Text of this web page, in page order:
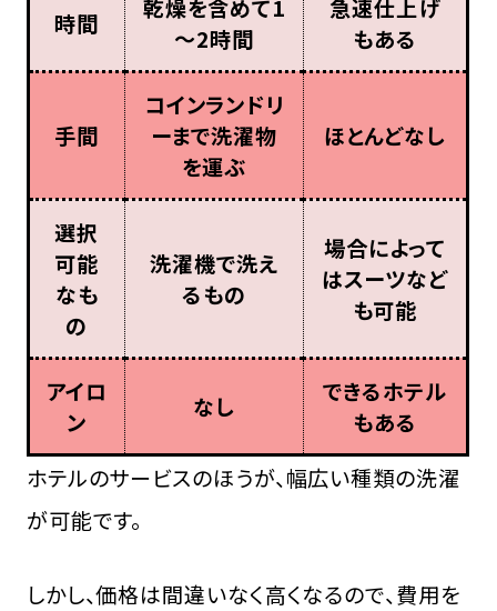
時間
乾燥を含めて1
～2時間
急速仕上げ
もある
手間
コインランドリ
ーまで洗濯物
を運ぶ
ほとんどなし
選択
可能
なも
の
洗濯機で洗え
るもの
場合によって
はスーツなど
も可能
アイロ
ン
なし
できるホテル
もある
ホテルのサービスのほうが、幅広い種類の洗濯
が可能です。
しかし、価格は間違いなく高くなるので、費用を